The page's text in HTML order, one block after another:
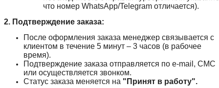
что номер WhatsApp/Telegram отличается).
2. Подтверждение заказа:
После оформления заказа менеджер связывается с
клиентом в течение 5 минут – 3 часов (в рабочее
время).
Подтверждение заказа отправляется по e-mail, СМС
или осуществляется звонком.
Статус заказа меняется на "Принят в работу".